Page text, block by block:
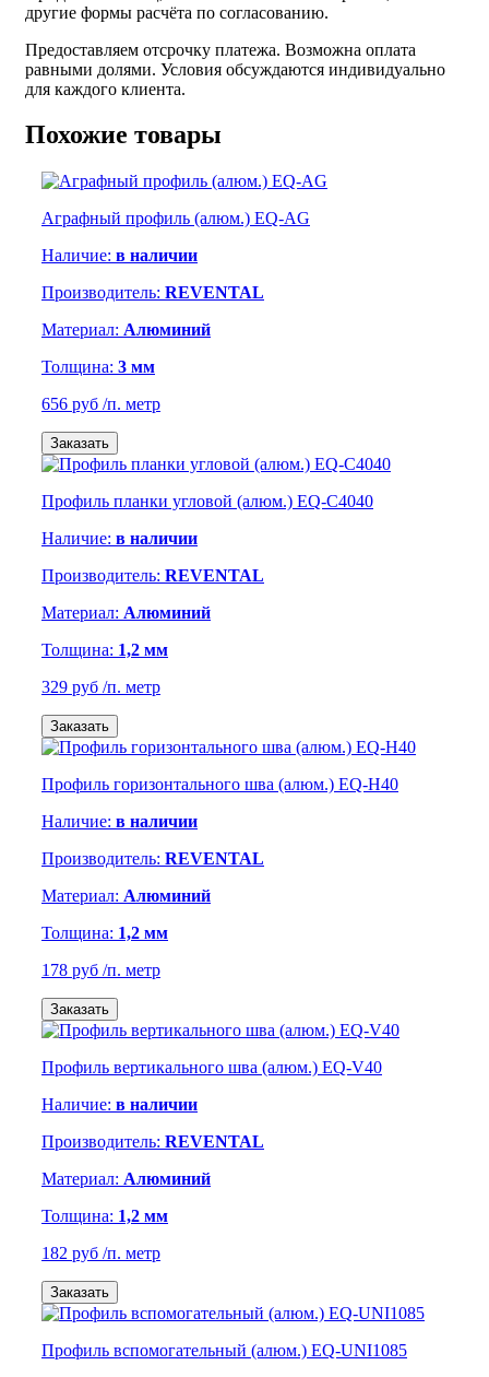
другие формы расчёта по согласованию.
Предоставляем отсрочку платежа. Возможна оплата
равными долями. Условия обсуждаются индивидуально
для каждого клиента.
Похожие товары
Аграфный профиль (алюм.) EQ-AG
Наличие: в наличии
Производитель: REVENTAL
Материал: Алюминий
Толщина: 3 мм
656 руб /п. метр
Заказать
Профиль планки угловой (алюм.) EQ-C4040
Наличие: в наличии
Производитель: REVENTAL
Материал: Алюминий
Толщина: 1,2 мм
329 руб /п. метр
Заказать
Профиль горизонтального шва (алюм.) EQ-H40
Наличие: в наличии
Производитель: REVENTAL
Материал: Алюминий
Толщина: 1,2 мм
178 руб /п. метр
Заказать
Профиль вертикального шва (алюм.) EQ-V40
Наличие: в наличии
Производитель: REVENTAL
Материал: Алюминий
Толщина: 1,2 мм
182 руб /п. метр
Заказать
Профиль вспомогательный (алюм.) EQ-UNI1085